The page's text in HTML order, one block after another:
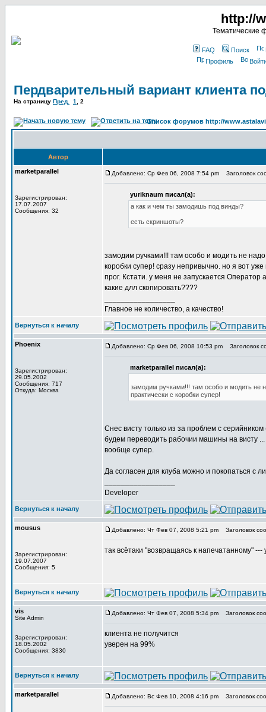
http://
Тематические
FAQ Поиск
Профиль
Пердварительный вариант клиента
На страницу Пред. 1 2
Список форумов http://
Автор
marketparallel
Зарегистрирован:
17.07.2007
Сообщения: 32
Добавлено: Ср Фев 06, 2008 7:54 pm Заголовок
yuriknaum писал(а):
а как и чем ты замодишь под винды?
есть скриншоты?
замодим ручками!!! там особо и модить не
коробки супер! сразу непривычно. но я вот
прог. Кстати. у меня не запускается Оператор
какие длл скопировать????
Главное не количество, а качество!
Вернуться к началу
Phoenix
Зарегистрирован:
29.05.2002
Сообщения: 717
Откуда: Москва
Добавлено: Ср Фев 06, 2008 10:53 pm Заголовок
marketparallel писал(а):
замодим ручками!!! там особо и модить не
практически с коробки супер!
Снес висту только из за проблем с
будем переводить рабочии машины на висту
вообще супер.
Да согласен для клуба можно и покопаться с
Developer
Вернуться к началу
mousus
Зарегистрирован:
19.07.2007
Сообщения: 5
Добавлено: Чт Фев 07, 2008 5:21 pm Заголовок
так всётаки "возвращаясь к напечатанному"
Вернуться к началу
vis
Site Admin
Зарегистрирован:
18.05.2002
Сообщения: 3830
Добавлено: Чт Фев 07, 2008 5:34 pm Заголовок
клиента не получится
уверен на 99%
Вернуться к началу
marketparallel Добавлено: Вс Фев 10, 2008 4:16 pm Заголовок